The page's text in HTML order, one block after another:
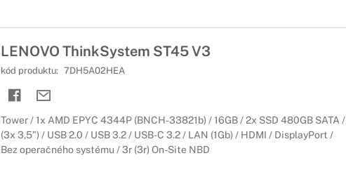
LENOVO ThinkSystem ST45 V3
kód produktu: 7DH5A02HEA
Tower / 1x AMD EPYC 4344P (BNCH-33821b) / 16GB / 2x SSD 480GB SATA /
(3x 3,5") / USB 2.0 / USB 3.2 / USB-C 3.2 / LAN (1Gb) / HDMI / DisplayPort /
Bez operačného systému / 3r (3r) On-Site NBD